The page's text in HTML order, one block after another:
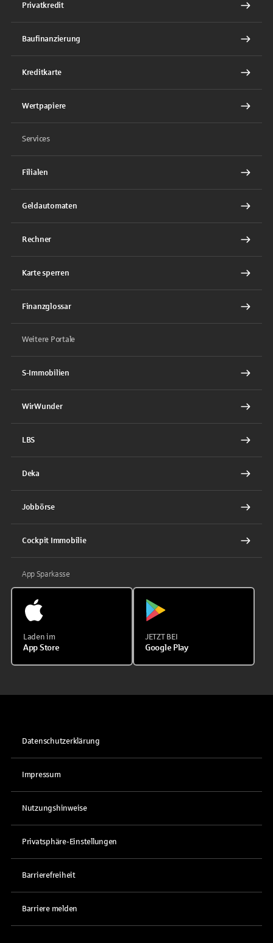
Privatkredit
Baufinanzierung
Kreditkarte
Wertpapiere
Services
Filialen
Geldautomaten
Rechner
Karte sperren
Finanzglossar
Weitere Portale
S-Immobilien
WirWunder
LBS
Deka
Jobbörse
Cockpit Immobilie
App Sparkasse
Laden im
App Store
JETZT BEI
Google Play
Datenschutzerklärung
Impressum
Nutzungshinweise
Privatsphäre-Einstellungen
Barrierefreiheit
Barriere melden